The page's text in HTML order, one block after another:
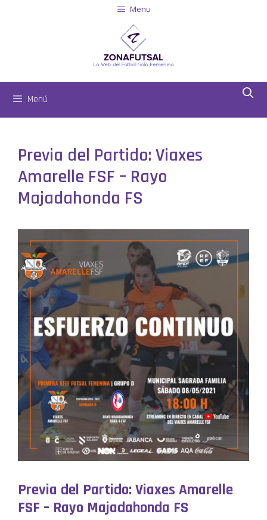
Menu
Menú
Previa del Partido: Viaxes
Amarelle FSF – Rayo
Majadahonda FS
Previa del Partido: Viaxes Amarelle
FSF – Rayo Majadahonda FS